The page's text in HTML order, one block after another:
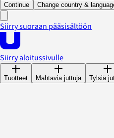
Continue Change country &
Siirry suoraan pääsisältöön
Siirry aloitussivulle
Tuotteet Mahtavia juttuja Tylsiä